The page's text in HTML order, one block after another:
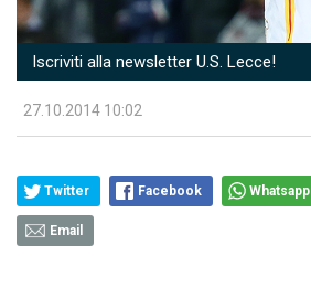
Iscriviti alla newsletter U.S. Lecce!
27.10.2014 10:02
Twitter Facebook Whatsapp
Email